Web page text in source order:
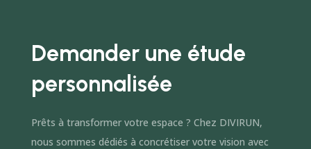
Demander une étude
personnalisée
Prêts à transformer votre espace ? Chez DIVIRUN,
nous sommes dédiés à concrétiser votre vision avec